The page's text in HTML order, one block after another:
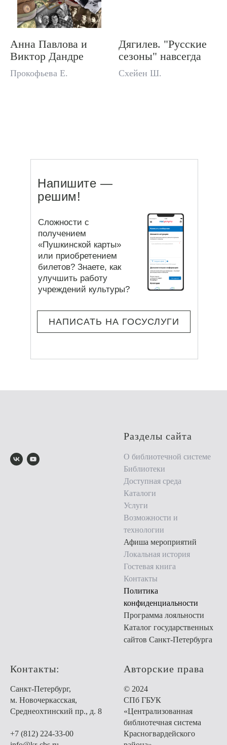
Анна Павлова и
Виктор Дандре
Прокофьева Е.
Дягилев. "Русские
сезоны" навсегда
Схейен Ш.
Сложности с
получением
«Пушкинской карты»
или приобретением
билетов? Знаете, как
улучшить работу
учреждений культуры?
НАПИСАТЬ НА ГОСУСЛУГИ
Напишите —
решим!
Разделы сайта
О библиотечной системе
Библиотеки
Доступная среда
Каталоги
Услуги
Возможности и
технологии
Афиша мероприятий
Локальная история
Гостевая книга
Контакты
Политика
конфиденциальности
Программа лояльности
Каталог государственных
сайтов Санкт-Петербурга
Контакты:
Санкт-Петербург,
м. Новочеркасская,
Среднеохтинский пр., д. 8
+7 (812) 224-33-00
Авторские права
© 2024
СПб ГБУК
«Централизованная
библиотечная система
Красногвардейского